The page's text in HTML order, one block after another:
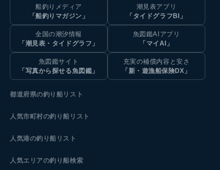
船釣りメディア
「船釣りマガジン」
潮見表アプリ
「タイドグラフBI」
全国の潮汐情報
「潮見表・タイドグラフ」
魚図鑑AIアプリ
「マイAI」
魚図鑑サイト
「写真から探せる魚図鑑」
充実の補償内容と安さ
「新・遊漁船保険DX」
都道府県の釣り船リスト
人気市町村の釣り船リスト
人気港の釣り船リスト
人気エリアの釣り船検索